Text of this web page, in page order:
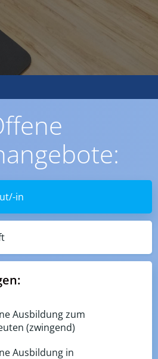
in
Ausbildung zum
(zwingend)
Ausbildung in